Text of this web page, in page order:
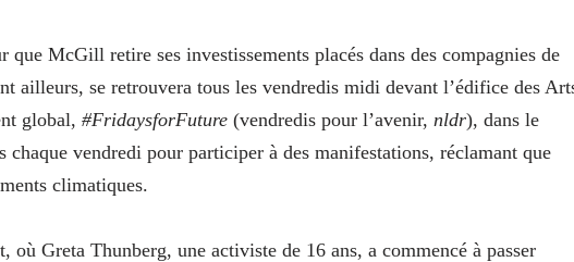
McGill retire ses investissements placés dans des compagnies de
ailleurs, se retrouvera tous les vendredis midi devant l’édifice des
global, #FridaysforFuture (vendredis pour l’avenir, nldr), dans le
chaque vendredi pour participer à des manifestations, réclamant que
climatiques.
où Greta Thunberg, une activiste de 16 ans, a commencé à passer